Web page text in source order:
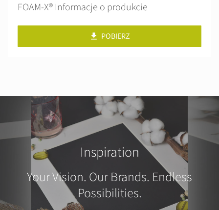
FOAM-X® Informacje o produkcie
POBIERZ
Inspiration
Your Vision. Our Brands. Endless
Possibilities.